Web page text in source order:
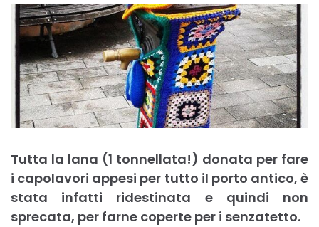
Tutta la lana (1 tonnellata!) donata per fare
i capolavori appesi per tutto il porto antico, è
stata infatti ridestinata e quindi non
sprecata, per farne coperte per i senzatetto.